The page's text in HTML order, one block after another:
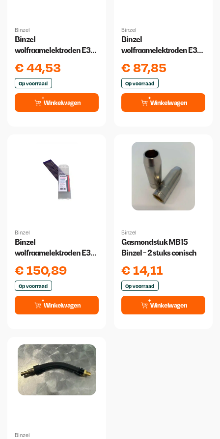
Binzel
Binzel
wolfraamelektroden E3
€44,53
Op voorraad
Winkelwagen
Binzel
Binzel
wolfraamelektroden E3
stuks
€87,85
Op voorraad
Winkelwagen
Binzel
Binzel
wolfraamelektroden E3
€150,89
Op voorraad
Winkelwagen
Binzel
Gasmondstuk MB15
Binzel - 2 stuks conisch
€14,11
Op voorraad
Winkelwagen
Binzel